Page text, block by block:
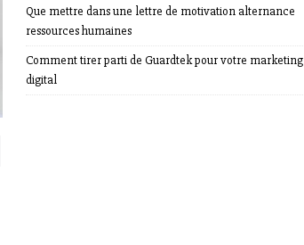
Que mettre dans une lettre de motivation alternance
ressources humaines
Comment tirer parti de Guardtek pour votre marketing
digital